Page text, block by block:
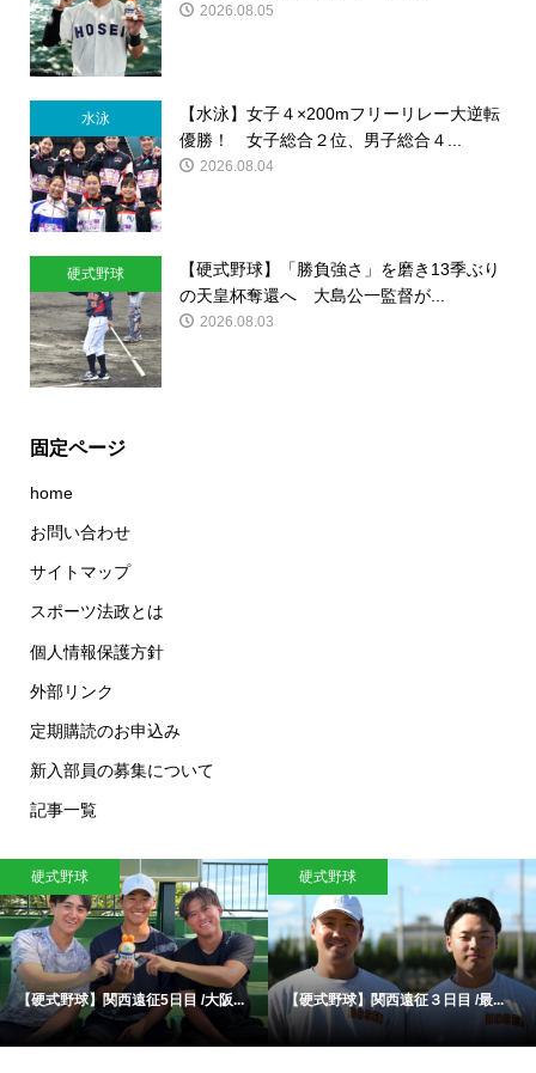
2026.08.05
水泳
【水泳】女子４×200mフリーリレー大逆転
優勝！ 女子総合２位、男子総合４...
2026.08.04
硬式野球
【硬式野球】「勝負強さ」を磨き13季ぶり
の天皇杯奪還へ 大島公一監督が...
2026.08.03
固定ページ
home
お問い合わせ
サイトマップ
スポーツ法政とは
個人情報保護方針
外部リンク
定期購読のお申込み
新入部員の募集について
記事一覧
硬式野球
【硬式野球】関西遠征5日目 /大阪...
硬式野球
【硬式野球】関西遠征３日目 /最...